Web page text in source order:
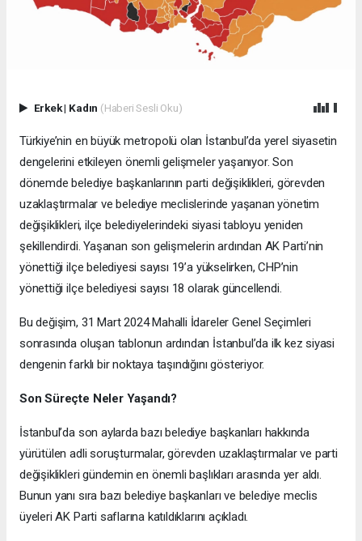
Erkek| Kadın (Haberi Sesli Oku)
Türkiye’nin en büyük metropolü olan İstanbul’da yerel siyasetin
dengelerini etkileyen önemli gelişmeler yaşanıyor. Son
dönemde belediye başkanlarının parti değişiklikleri, görevden
uzaklaştırmalar ve belediye meclislerinde yaşanan yönetim
değişiklikleri, ilçe belediyelerindeki siyasi tabloyu yeniden
şekillendirdi. Yaşanan son gelişmelerin ardından AK Parti’nin
yönettiği ilçe belediyesi sayısı 19’a yükselirken, CHP’nin
yönettiği ilçe belediyesi sayısı 18 olarak güncellendi.
Bu değişim, 31 Mart 2024 Mahalli İdareler Genel Seçimleri
sonrasında oluşan tablonun ardından İstanbul’da ilk kez siyasi
dengenin farklı bir noktaya taşındığını gösteriyor.
Son Süreçte Neler Yaşandı?
İstanbul’da son aylarda bazı belediye başkanları hakkında
yürütülen adli soruşturmalar, görevden uzaklaştırmalar ve parti
değişiklikleri gündemin en önemli başlıkları arasında yer aldı.
Bunun yanı sıra bazı belediye başkanları ve belediye meclis
üyeleri AK Parti saflarına katıldıklarını açıkladı.